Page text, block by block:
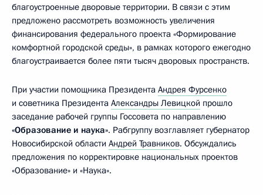
благоустроенные дворовые территории. В связи с этим
предложено рассмотреть возможность увеличения
финансирования федерального проекта «Формирование
комфортной городской среды», в рамках которого ежегодно
благоустраивается более пяти тысяч дворовых пространств.
При участии помощника Президента Андрея Фурсенко
и советника Президента Александры Левицкой прошло
заседание рабочей группы Госсовета по направлению
«Образование и наука». Рабгруппу возглавляет губернатор
Новосибирской области Андрей Травников. Обсуждались
предложения по корректировке национальных проектов
«Образование» и «Наука».